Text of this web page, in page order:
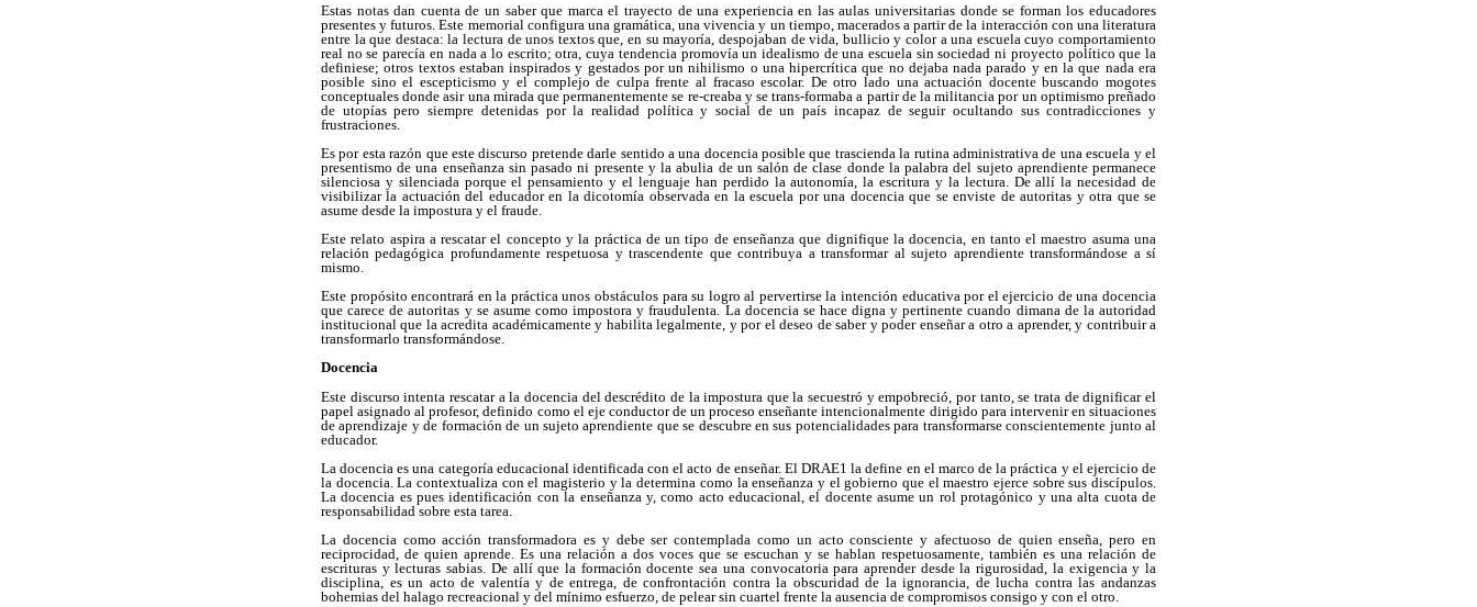
Estas notas dan cuenta de un saber que marca el trayecto de una experiencia en las aulas universitarias donde se forman los educadores
presentes y futuros. Este memorial configura una gramática, una vivencia y un tiempo, macerados a partir de la interacción con una literatura
entre la que destaca: la lectura de unos textos que, en su mayoría, despojaban de vida, bullicio y color a una escuela cuyo comportamiento
real no se parecía en nada a lo escrito; otra, cuya tendencia promovía un idealismo de una escuela sin sociedad ni proyecto político que la
definiese; otros textos estaban inspirados y gestados por un nihilismo o una hipercrítica que no dejaba nada parado y en la que nada era
posible sino el escepticismo y el complejo de culpa frente al fracaso escolar. De otro lado una actuación docente buscando mogotes
conceptuales donde asir una mirada que permanentemente se re-creaba y se trans-formaba a partir de la militancia por un optimismo preñado
de utopías pero siempre detenidas por la realidad política y social de un país incapaz de seguir ocultando sus contradicciones y
frustraciones.
Es por esta razón que este discurso pretende darle sentido a una docencia posible que trascienda la rutina administrativa de una escuela y el
presentismo de una enseñanza sin pasado ni presente y la abulia de un salón de clase donde la palabra del sujeto aprendiente permanece
silenciosa y silenciada porque el pensamiento y el lenguaje han perdido la autonomía, la escritura y la lectura. De allí la necesidad de
visibilizar la actuación del educador en la dicotomía observada en la escuela por una docencia que se enviste de autoritas y otra que se
asume desde la impostura y el fraude.
Este relato aspira a rescatar el concepto y la práctica de un tipo de enseñanza que dignifique la docencia, en tanto el maestro asuma una
relación pedagógica profundamente respetuosa y trascendente que contribuya a transformar al sujeto aprendiente transformándose a sí
mismo.
Este propósito encontrará en la práctica unos obstáculos para su logro al pervertirse la intención educativa por el ejercicio de una docencia
que carece de autoritas y se asume como impostora y fraudulenta. La docencia se hace digna y pertinente cuando dimana de la autoridad
institucional que la acredita académicamente y habilita legalmente, y por el deseo de saber y poder enseñar a otro a aprender, y contribuir a
transformarlo transformándose.
Docencia
Este discurso intenta rescatar a la docencia del descrédito de la impostura que la secuestró y empobreció, por tanto, se trata de dignificar el
papel asignado al profesor, definido como el eje conductor de un proceso enseñante intencionalmente dirigido para intervenir en situaciones
de aprendizaje y de formación de un sujeto aprendiente que se descubre en sus potencialidades para transformarse conscientemente junto al
educador.
La docencia es una categoría educacional identificada con el acto de enseñar. El DRAE1 la define en el marco de la práctica y el ejercicio de
la docencia. La contextualiza con el magisterio y la determina como la enseñanza y el gobierno que el maestro ejerce sobre sus discípulos.
La docencia es pues identificación con la enseñanza y, como acto educacional, el docente asume un rol protagónico y una alta cuota de
responsabilidad sobre esta tarea.
La docencia como acción transformadora es y debe ser contemplada como un acto consciente y afectuoso de quien enseña, pero en
reciprocidad, de quien aprende. Es una relación a dos voces que se escuchan y se hablan respetuosamente, también es una relación de
escrituras y lecturas sabias. De allí que la formación docente sea una convocatoria para aprender desde la rigurosidad, la exigencia y la
disciplina, es un acto de valentía y de entrega, de confrontación contra la obscuridad de la ignorancia, de lucha contra las andanzas
bohemias del halago recreacional y del mínimo esfuerzo, de pelear sin cuartel frente la ausencia de compromisos consigo y con el otro.